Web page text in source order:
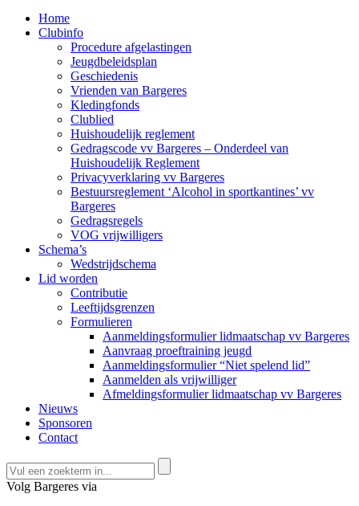
Home
Clubinfo
Procedure afgelastingen
Jeugdbeleidsplan
Geschiedenis
Vrienden van Bargeres
Kledingfonds
Clublied
Huishoudelijk reglement
Gedragscode vv Bargeres – Onderdeel van
Huishoudelijk Reglement
Privacyverklaring vv Bargeres
Bestuursreglement ‘Alcohol in sportkantines’ vv
Bargeres
Gedragsregels
VOG vrijwilligers
Schema’s
Wedstrijdschema
Lid worden
Contributie
Leeftijdsgrenzen
Formulieren
Aanmeldingsformulier lidmaatschap vv Bargeres
Aanvraag proeftraining jeugd
Aanmeldingsformulier “Niet spelend lid”
Aanmelden als vrijwilliger
Afmeldingsformulier lidmaatschap vv Bargeres
Nieuws
Sponsoren
Contact
Volg Bargeres via